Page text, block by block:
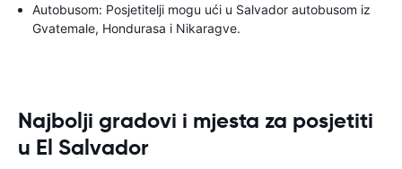
Autobusom: Posjetitelji mogu ući u Salvador autobusom iz
Gvatemale, Hondurasa i Nikaragve.
Najbolji gradovi i mjesta za posjetiti
u El Salvador